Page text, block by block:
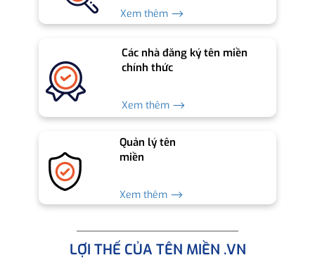
Xem thêm ⟶
Các nhà đăng ký tên miền
chính thức
Xem thêm ⟶
Quản lý tên
miền
Xem thêm ⟶
LỢI THẾ CỦA TÊN MIỀN .VN